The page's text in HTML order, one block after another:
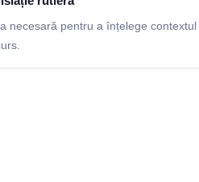
necesară pentru a înțelege